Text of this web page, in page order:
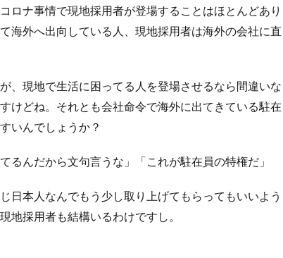
ロナ事情で現地採用者が登場することはほとんどあり
海外へ出向している人、現地採用者は海外の会社に直
、現地で生活に困ってる人を登場させるなら間違いな
けどね。それとも会社命令で海外に出てきている駐在
いんでしょうか？
るんだから文句言うな」「これが駐在員の特権だ」
日本人なんでもう少し取り上げてもらってもいいよう
地採用者も結構いるわけですし。